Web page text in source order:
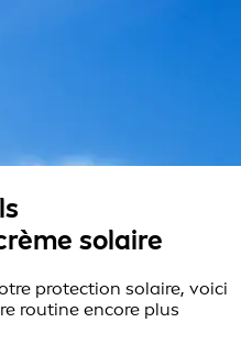
solaire
protection solaire, voici
routine encore plus